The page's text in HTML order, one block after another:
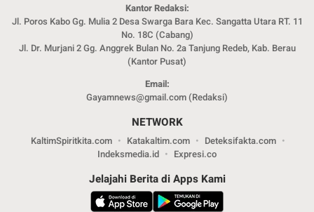
Kantor Redaksi:
Jl. Poros Kabo Gg. Mulia 2 Desa Swarga Bara Kec. Sangatta Utara RT. 11
No. 18C (Cabang)
Jl. Dr. Murjani 2 Gg. Anggrek Bulan No. 2a Tanjung Redeb, Kab. Berau
(Kantor Pusat)
Email:
Gayamnews@gmail.com (Redaksi)
NETWORK
KaltimSpiritkita.com Katakaltim.com
Deteksifakta.com
Indeksmedia.id
Expresi.co
Jelajahi Berita di Apps Kami